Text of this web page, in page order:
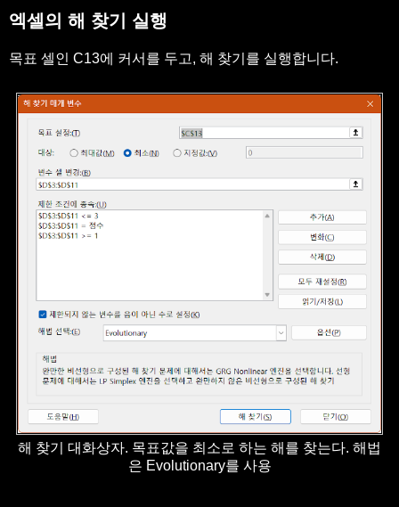
엑셀의 해 찾기 실행
목표 셀인 C13에 커서를 두고, 해 찾기를 실행합니다.
해 찾기 대화상자. 목표값을 최소로 하는 해를 찾는다. 해법
은 Evolutionary를 사용